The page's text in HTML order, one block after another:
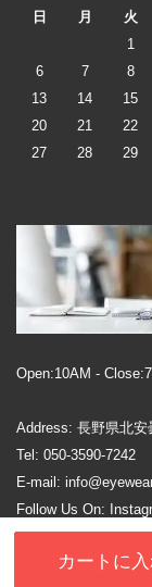
カートに
Open:10AM -
Address: 長野県北安
Tel: 050-3590-7242
E-mail:
Follow Us On:
日
月 火
1
6
7 8
13
14 15
20
21 22
27
28 29